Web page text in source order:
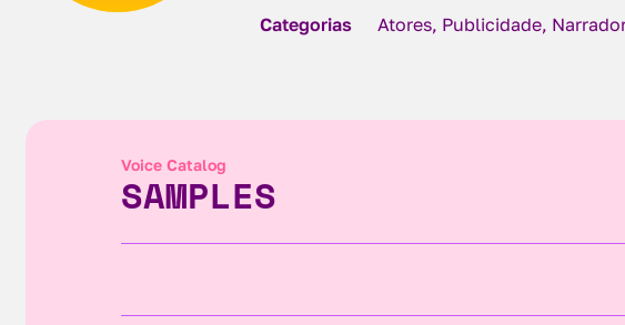
Categorias Atores, Publicidade,
Voice Catalog
SAMPLES